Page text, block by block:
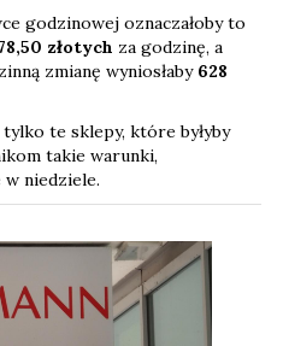
godzinowej oznaczałoby to
złotych za godzinę, a
zmianę wyniosłaby 628
te sklepy, które byłyby
takie warunki,
w niedziele.